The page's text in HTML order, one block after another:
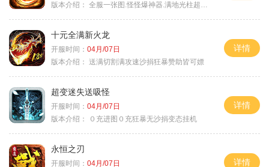
版本介绍： 全服一张图.怪怪爆神器.满地光柱超激情
十元全满新火龙
开服时间： 04月/07日
版本介绍： 送满切割满攻速沙捐狂暴赞助皆可嫖
详情
超变迷失送吸怪
开服时间： 04月/07日
版本介绍：
０充进图０充狂暴无沙捐变态挂机
详情
永恒之刃
开服时间： 04月/07日
详情